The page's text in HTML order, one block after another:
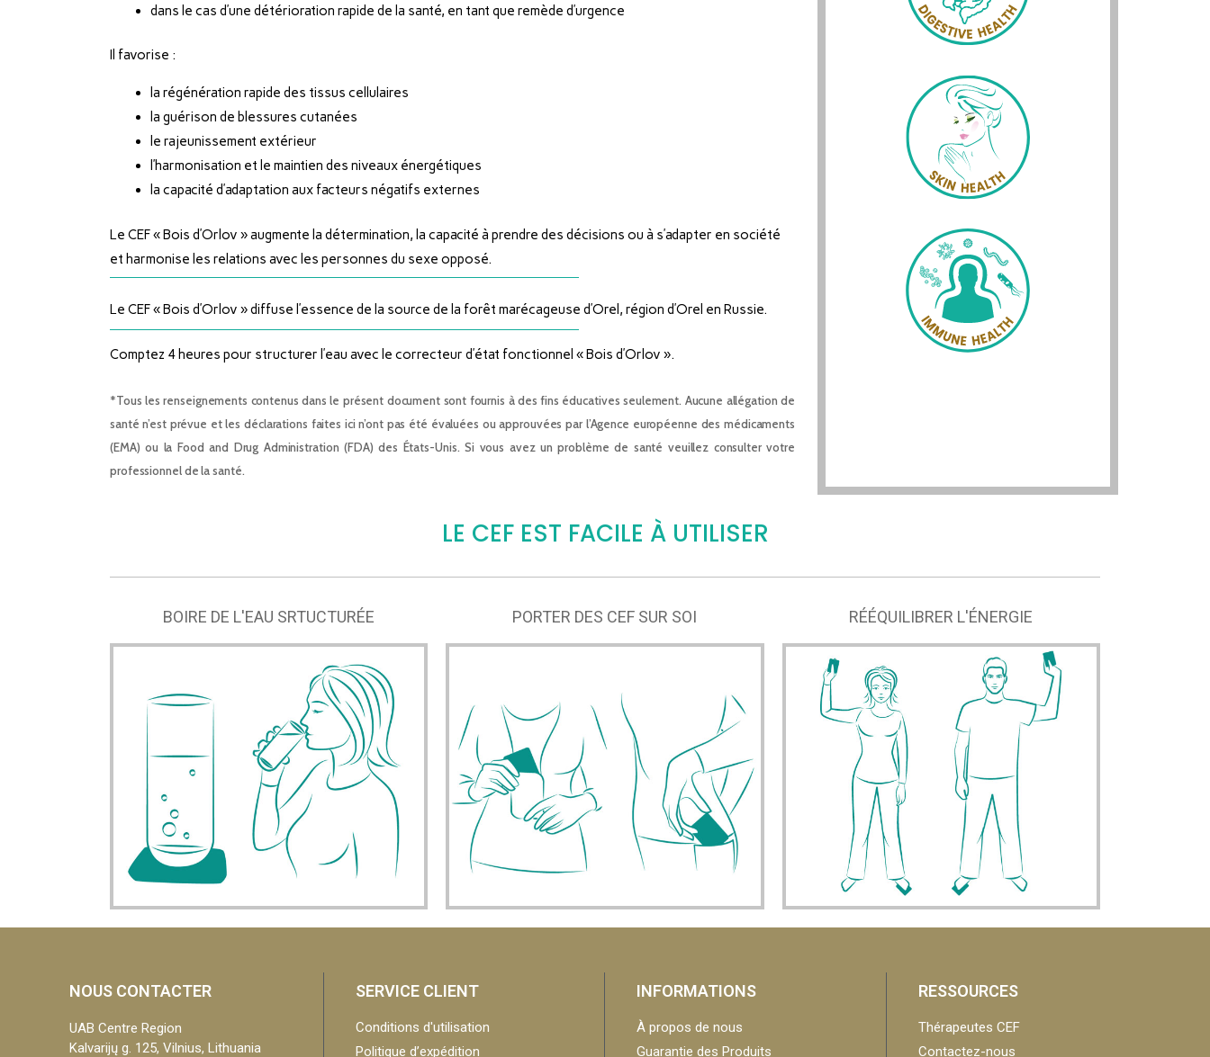
dans le cas d’une détérioration rapide de la santé, en tant que remède d’urgence
Il favorise :
la régénération rapide des tissus cellulaires
la guérison de blessures cutanées
le rajeunissement extérieur
l’harmonisation et le maintien des niveaux énergétiques
la capacité d’adaptation aux facteurs négatifs externes
Le CEF « Bois d’Orlov » augmente la détermination, la capacité à prendre des décisions ou à s’adapter en société
et harmonise les relations avec les personnes du sexe opposé.
Le CEF « Bois d’Orlov » diffuse l’essence de la source de la forêt marécageuse d’Orel, région d’Orel en Russie.
Comptez 4 heures pour structurer l’eau avec le correcteur d’état fonctionnel « Bois d’Orlov ».
*Tous les renseignements contenus dans le présent document sont fournis à des fins éducatives seulement. Aucune allégation de
santé n’est prévue et les déclarations faites ici n’ont pas été évaluées ou approuvées par l’Agence européenne des médicaments
(EMA) ou la Food and Drug Administration (FDA) des États-Unis. Si vous avez un problème de santé veuillez consulter votre
professionnel de la santé.
LE CEF EST FACILE À UTILISER
BOIRE DE L'EAU SRTUCTURÉE PORTER DES CEF SUR SOI RÉÉQUILIBRER L'ÉNERGIE
NOUS CONTACTER
UAB Centre Region
Kalvarijų g. 125, Vilnius, Lithuania
SERVICE CLIENT
Conditions d'utilisation
Politique d’expédition
INFORMATIONS
À propos de nous
Guarantie des Produits
RESSOURCES
Thérapeutes CEF
Contactez-nous